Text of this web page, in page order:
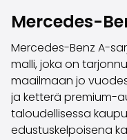
Farmariautot
Vetoautot
Pakettiautot
Hyötyajoneuvot
Huutokauppa-autot
Edulliset autot
Saka Select
Mercedes-
Mercedes-Benz A-
malli, joka on
maailmaan jo
ja ketterä premium-
taloudellisessa
edustuskelpoisena